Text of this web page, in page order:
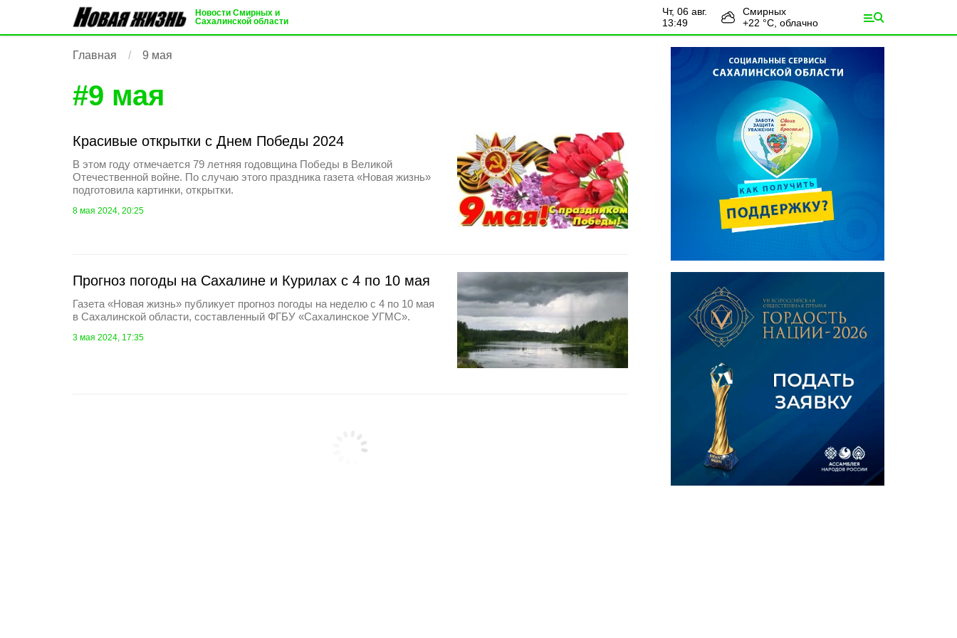
Новости Смирных и
Сахалинской области
чт, 06 авг.
13:49
Смирных
+22 °С, облачно
Главная 9 мая
#9 мая
Красивые открытки с Днем Победы 2024
В этом году отмечается 79 летняя годовщина Победы в Великой
Отечественной войне. По случаю этого праздника газета «Новая жизнь»
подготовила картинки, открытки.
8 мая 2024, 20:25
Прогноз погоды на Сахалине и Курилах с 4 по 10 мая
Газета «Новая жизнь» публикует прогноз погоды на неделю с 4 по 10 мая
в Сахалинской области, составленный ФГБУ «Сахалинское УГМС».
3 мая 2024, 17:35